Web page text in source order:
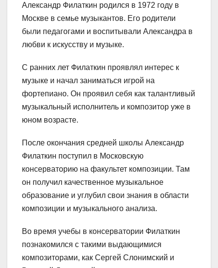
Александр Филаткин родился в 1972 году в
Москве в семье музыкантов. Его родители
были педагогами и воспитывали Александра в
любви к искусству и музыке.
С ранних лет Филаткин проявлял интерес к
музыке и начал заниматься игрой на
фортепиано. Он проявил себя как талантливый
музыкальный исполнитель и композитор уже в
юном возрасте.
После окончания средней школы Александр
Филаткин поступил в Московскую
консерваторию на факультет композиции. Там
он получил качественное музыкальное
образование и углубил свои знания в области
композиции и музыкального анализа.
Во время учебы в консерватории Филаткин
познакомился с такими выдающимися
композиторами, как Сергей Слонимский и